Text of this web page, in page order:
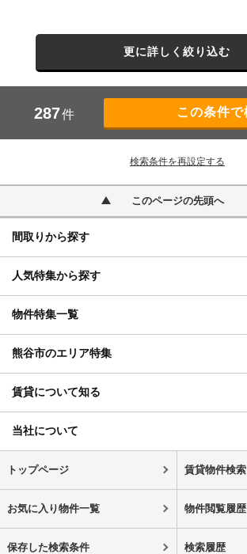
更に詳しく絞り込む
287件
検索条件を再設定する
このページの先頭へ
間取りから探す
人気特集から探す
物件特集一覧
熊谷市のエリア特集
賃貸について知る
当社について
トップページ 賃貸物件検索
お気に入り物件一覧 物件閲覧履歴
保存した検索条件 検索履歴